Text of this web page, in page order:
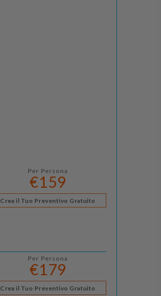
Per Persona
€159
Crea il Tuo Preventivo Gratuito
Per Persona
€179
Crea il Tuo Preventivo Gratuito